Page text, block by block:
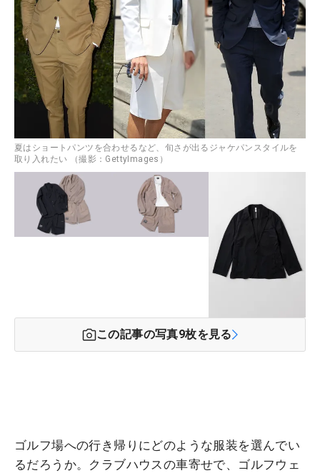
夏はショートパンツを合わせるなど、旬さが出るジャケパンスタイルを
取り入れたい （撮影：GettyImages）
この記事の写真9枚を見る
ゴルフ場への行き帰りにどのような服装を選んでい
るだろうか。クラブハウスの車寄せで、ゴルフウェ